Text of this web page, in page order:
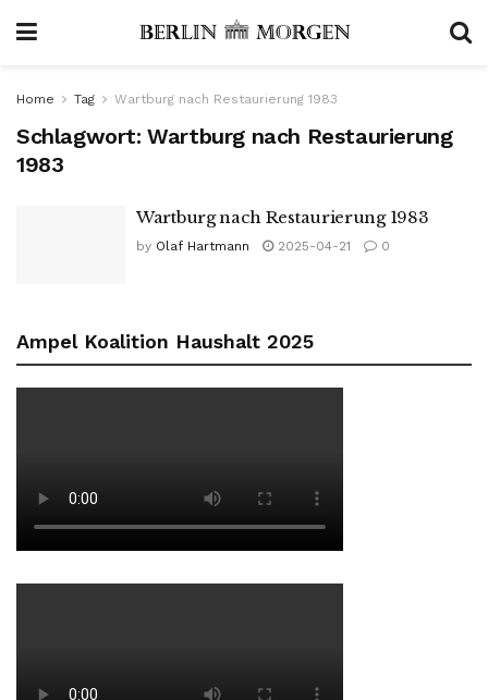
Home Tag Wartburg nach Restaurierung 1983
Schlagwort:Wartburg nach Restaurierung
1983
Wartburg nach Restaurierung 1983
by Olaf Hartmann 2025-04-21 0
Ampel Koalition Haushalt 2025